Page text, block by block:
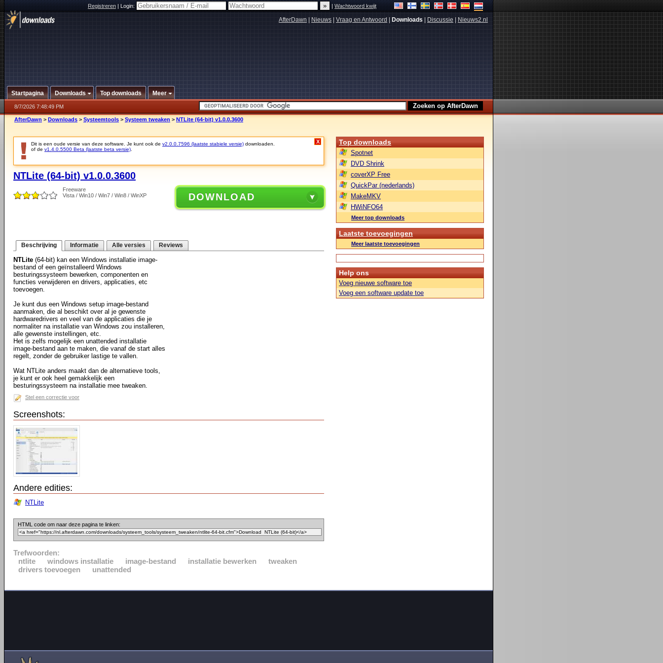
Registreren|Login: |Wachtwoord kwijt
AfterDawn Nieuws Vraag en Antwoord Downloads Discussie Nieuws2.nl
Startpagina Downloads Top downloads Meer
8/7/2026 7:48:49 PM
AfterDawn > Downloads > Systeemtools > Systeem tweaken > NTLite (64-bit) v1.0.0.3600
Dit is een oude versie van deze software. Je kunt ook de v2.0.0.7596 (laatste stabiele versie) downloaden.
of de v1.4.0.5500 Beta (laatste beta versie)
X
NTLite (64-bit) v1.0.0.3600
Freeware
Vista / Win10 / Win7 / Win8 / WinXP
DOWNLOAD
Beschrijving Informatie Alle versies Reviews
NTLite (64-bit) kan een Windows installatie image-
bestand of een geïnstalleerd Windows
besturingssysteem bewerken, componenten en
functies verwijderen en drivers, applicaties, etc
toevoegen.
Je kunt dus een Windows setup image-bestand
aanmaken, die al beschikt over al je gewenste
hardwaredrivers en veel van de applicaties die je
normaliter na installatie van Windows zou installeren,
alle gewenste instellingen, etc.
Het is zelfs mogelijk een unattended installatie
image-bestand aan te maken, die vanaf de start alles
regelt, zonder de gebruiker lastige te vallen.
Wat NTLite anders maakt dan de alternatieve tools,
je kunt er ook heel gemakkelijk een
besturingssysteem na installatie mee tweaken.
Stel een correctie voor
Screenshots:
Andere edities:
NTLite
HTML code om naar deze pagina te linken:
Trefwoorden:
ntlite
windows installatie image-bestand installatie bewerken
tweaken
drivers toevoegen
unattended
Top downloads
Spotnet
DVD Shrink
coverXP Free
QuickPar (nederlands)
MakeMKV
HWiNFO64
Meer top downloads
Laatste toevoegingen
Meer laatste toevoegingen
Help ons
Voeg nieuwe software toe
Voeg een software update toe